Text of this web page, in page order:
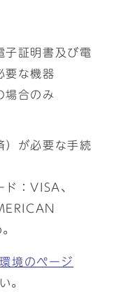
子証明書及び電
要な機器
場合のみ
）が必要な手続
ド：VISA、
境のページ
。